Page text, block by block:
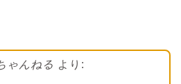
ゃんねる より: